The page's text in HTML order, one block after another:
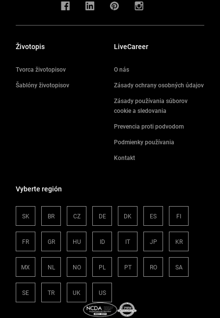
Životopis
Tvorca životopisov
Šablóny životopisov
LiveCareer
O nás
Zásady ochrany osobných údajov
Zásady používania súborov
cookie a sledovania
Prevencia proti podvodom
Podmienky používania
Kontakt
Vyberte región
SK BR CZ DE DK ES FI
FR GR HU ID IT JP KR
MX NL NO PL PT RO SA
SE TR UK US